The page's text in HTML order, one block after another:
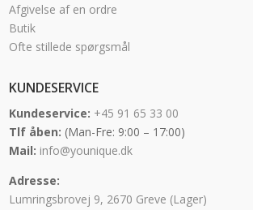
Afgivelse af en ordre
Butik
Ofte stillede spørgsmål
KUNDESERVICE
Kundeservice: +45 91 65 33 00
Tlf åben: (Man-Fre: 9:00 – 17:00)
Mail: info@younique.dk
Adresse:
Lumringsbrovej 9, 2670 Greve (Lager)